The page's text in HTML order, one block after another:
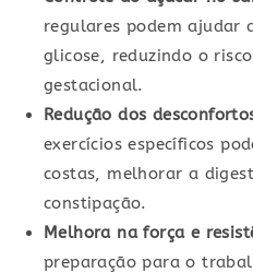
regulares podem ajudar
glicose, reduzindo o
gestacional.
Redução dos
exercícios específicos
costas, melhorar a
constipação.
Melhora na força e
preparação para o